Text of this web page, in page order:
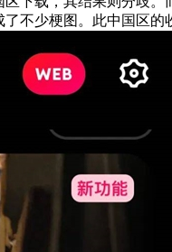
不少梗图。此中国区的